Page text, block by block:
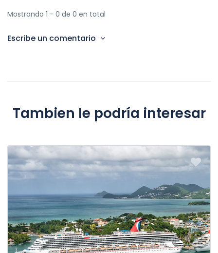
"Royal Esadora Nile cruise"
"Royal Esadora cruise ship"
"Blue Shadow Nile cruise"
"Blue Shadow cruise ship"
"Blue Shadow cabin"
Mostrando 1 - 0 de 0 en total
Escribe un comentario
Tambien le podría interesar